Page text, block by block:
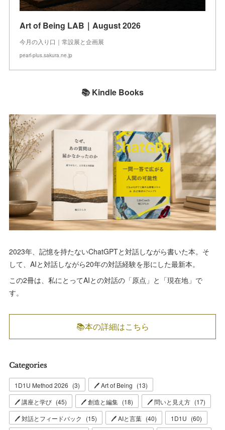
Art of Being LAB｜August 2026
今月の入り口｜常設展と企画展
pearl-plus.sakura.ne.jp
📚 Kindle Books
2023年、記憶を持たないChatGPTと対話しながら書いた本。そ
して、AIと対話しながら20年の対話経験を形にした最新本。
この2冊は、私にとってAIとの対話の「原点」と「現在地」で
す。
📚本の詳細はこちら
Categories
1D1U Method 2026 (3) 🖊 Art of Being (13)
🖊 講座と学び (45) 🖊 創造と編集 (18) 🖊 問いと見え方 (17)
🖊 対話とフィードバック
(15) 🖊 AIと言葉 (40) 1D1U (60)